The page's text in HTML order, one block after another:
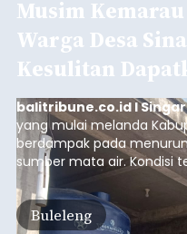
Musim
Warga Desa
Kesulitan
balitribune.co.id I
yang mulai melanda
berdampak pada
sumber mata air. Kondisi
warga di beberapa desa
kesulitan mendapatkan
untuk memenuhi
Buleleng